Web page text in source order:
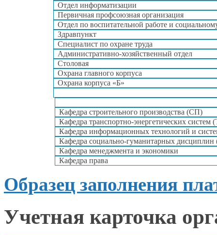
Отдел информатизации
Первичная профсоюзная организация
Отдел по воспитательной работе и
Здравпункт
Специалист по охране труда
Административно-хозяйственный отдел
Столовая
Охрана главного корпуса
Охрана корпуса «Б»
Кафедра строительного производства (СП)
Кафедра транспортно-энергетических систем
Кафедра информационных технологий и
Кафедра социально-гуманитарных
Кафедра менеджмента и экономики
Кафедра права
Образец заполнения
Учетная карточка